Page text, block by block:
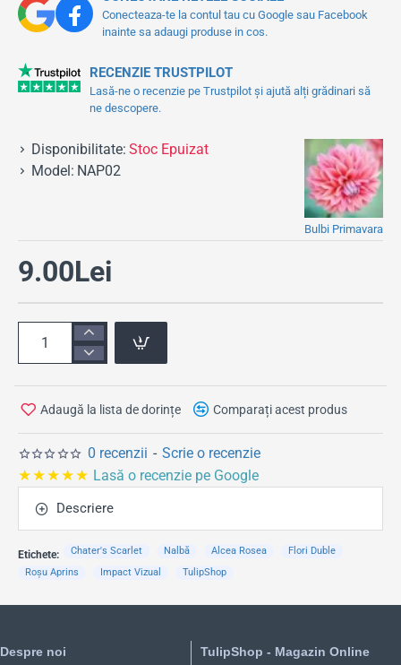
Conecteaza-te la contul tau cu Google sau Facebook
inainte sa adaugi produse in cos.
RECENZIE TRUSTPILOT
Lasă-ne o recenzie pe Trustpilot și ajută alți grădinari să
ne descopere.
Disponibilitate: Stoc Epuizat
Model: NAP02
Bulbi Primavara
0 recenzii - Scrie o recenzie
9.00Lei
Adaugă la lista de dorințe Comparați acest produs
★★★★★ Lasă o recenzie pe Google
Descriere
Etichete: Chater's Scarlet Nalbă Alcea Rosea
Flori Duble
Roșu Aprins
Impact Vizual TulipShop
Despre noi
TulipShop - Magazin Online